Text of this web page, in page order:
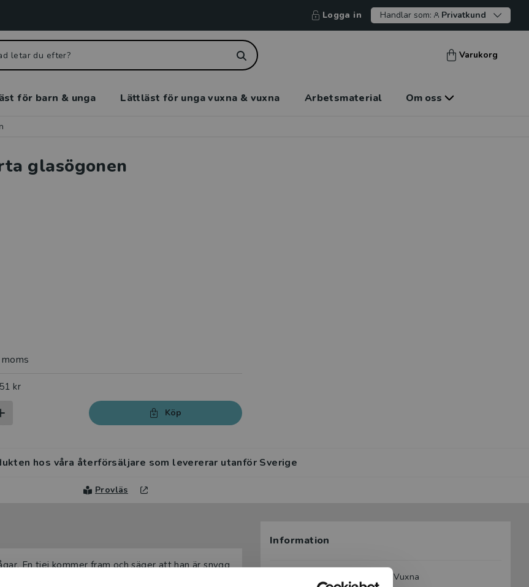
Logga in Handlar som: Privatkund
Varukorg
för barn & unga Lättläst för unga vuxna & vuxna Arbetsmaterial Om oss
glasögonen
kr
Köp
hos våra återförsäljare som levererar utanför Sverige
Provläs
En tjej kommer fram och säger att han är snygg
Information
Från 15 år, Vuxna